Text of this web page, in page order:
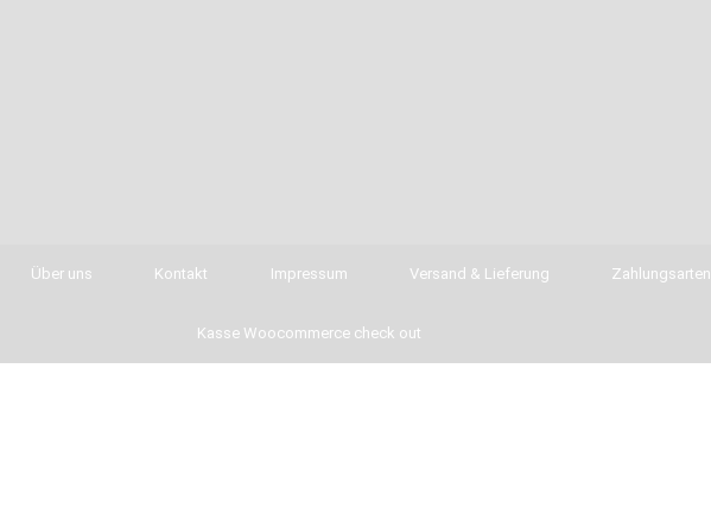
Über uns Kontakt Impressum Versand & Lieferung Zahlungsarten
Kasse Woocommerce check out